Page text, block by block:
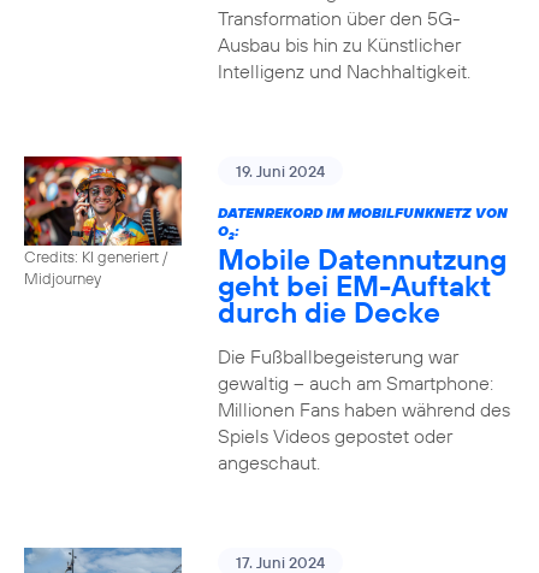
Transformation über den 5G-
Ausbau bis hin zu Künstlicher
Intelligenz und Nachhaltigkeit.
Credits: KI generiert /
Midjourney
19. Juni 2024
DATENREKORD IM MOBILFUNKNETZ VON
O2:
Mobile Datennutzung
geht bei EM-Auftakt
durch die Decke
Die Fußballbegeisterung war
gewaltig – auch am Smartphone:
Millionen Fans haben während des
Spiels Videos gepostet oder
angeschaut.
17. Juni 2024